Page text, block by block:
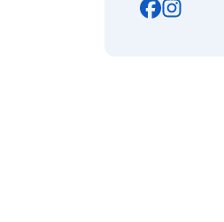
Facebook